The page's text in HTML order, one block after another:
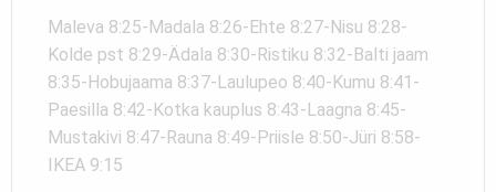
Maleva 8:25-Madala 8:26-Ehte 8:27-Nisu 8:28-
Kolde pst 8:29-Ädala 8:30-Ristiku 8:32-Balti jaam
8:35-Hobujaama 8:37-Laulupeo 8:40-Kumu 8:41-
Paesilla 8:42-Kotka kauplus 8:43-Laagna 8:45-
Mustakivi 8:47-Rauna 8:49-Priisle 8:50-Jüri 8:58-
IKEA 9:15